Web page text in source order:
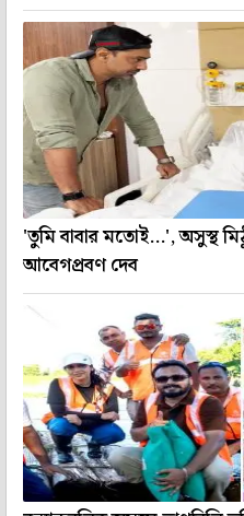
'তুমি বাবার মতোই...', অসুস্থ
আবেগপ্রবণ দেব